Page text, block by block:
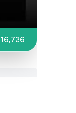
16,736